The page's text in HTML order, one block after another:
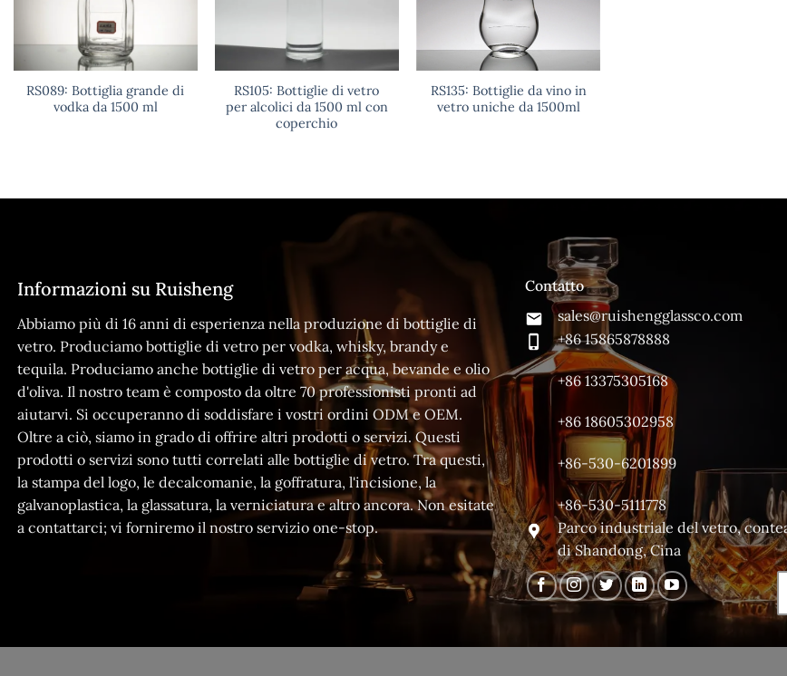
RS089: Bottiglia grande di
vodka da 1500 ml
RS105: Bottiglie di vetro
per alcolici da 1500 ml con
coperchio
RS135: Bottiglie da vino in
vetro uniche da 1500ml
Informazioni su Ruisheng
Abbiamo più di 16 anni di esperienza nella produzione di bottiglie di
vetro. Produciamo bottiglie di vetro per vodka, whisky, brandy e
tequila. Produciamo anche bottiglie di vetro per acqua, bevande e olio
d'oliva. Il nostro team è composto da oltre 70 professionisti pronti ad
aiutarvi. Si occuperanno di soddisfare i vostri ordini ODM e OEM.
Oltre a ciò, siamo in grado di offrire altri prodotti o servizi. Questi
prodotti o servizi sono tutti correlati alle bottiglie di vetro. Tra questi,
la stampa del logo, le decalcomanie, la goffratura, l'incisione, la
galvanoplastica, la glassatura, la verniciatura e altro ancora. Non esitate
a contattarci; vi forniremo il nostro servizio one-stop.
Contatto
sales@ruishengglassco.com
+86 15865878888
+86 13375305168
+86 18605302958
+86-530-6201899
+86-530-5111778
Parco industriale del vetro,
di Shandong, Cina